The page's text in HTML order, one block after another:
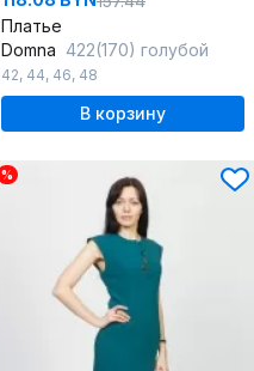
Платье
Domna 422(170) голубой
42, 44, 46, 48
В корзину
%